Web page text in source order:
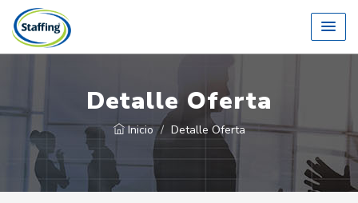
Detalle Oferta
Inicio Detalle Oferta